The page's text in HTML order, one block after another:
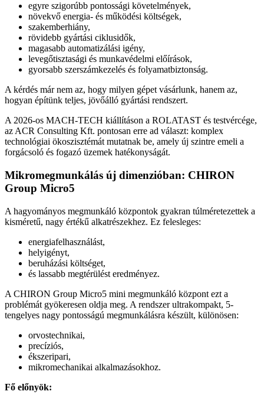
egyre szigorúbb pontossági követelmények,
növekvő energia- és működési költségek,
szakemberhiány,
rövidebb gyártási ciklusidők,
magasabb automatizálási igény,
levegőtisztasági és munkavédelmi előírások,
gyorsabb szerszámkezelés és folyamatbiztonság.
A kérdés már nem az, hogy milyen gépet vásárlunk, hanem az,
hogyan építünk teljes, jövőálló gyártási rendszert.
A 2026-os MACH-TECH kiállításon a ROLATAST és testvércége,
az ACR Consulting Kft. pontosan erre ad választ: komplex
technológiai ökoszisztémát mutatnak be, amely új szintre emeli a
forgácsoló és fogazó üzemek hatékonyságát.
Mikromegmunkálás új dimenzióban: CHIRON
Group Micro5
A hagyományos megmunkáló központok gyakran túlméretezettek a
kisméretű, nagy értékű alkatrészekhez. Ez felesleges:
energiafelhasználást,
helyigényt,
beruházási költséget,
és lassabb megtérülést eredményez.
A CHIRON Group Micro5 mini megmunkáló központ ezt a
problémát gyökeresen oldja meg. A rendszer ultrakompakt, 5-
tengelyes nagy pontosságú megmunkálásra készült, különösen:
orvostechnikai,
precíziós,
ékszeripari,
mikromechanikai alkalmazásokhoz.
Fő előnyök: